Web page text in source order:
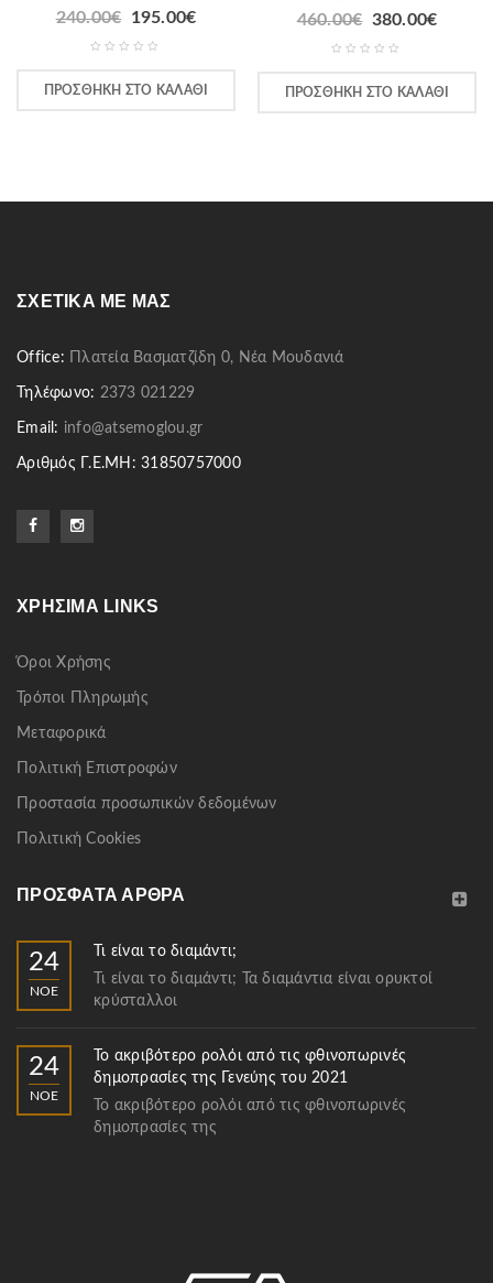
240.00€ 195.00€
ΠΡΟΣΘΉΚΗ ΣΤΟ ΚΑΛΆΘΙ
460.00€ 380.00€
ΠΡΟΣΘΉΚΗ ΣΤΟ ΚΑΛΆΘΙ
ΣΧΕΤΙΚΆ ΜΕ ΜΑΣ
Office: Πλατεία Βασματζίδη 0, Νέα Μουδανιά
Τηλέφωνο: 2373 021229
Email: info@atsemoglou.gr
Αριθμός Γ.Ε.ΜΗ: 31850757000
ΧΡΉΣΙΜΑ LINKS
Όροι Χρήσης
Τρόποι Πληρωμής
Μεταφορικά
Πολιτική Επιστροφών
Προστασία προσωπικών δεδομένων
Πολιτική Cookies
ΠΡΌΣΦΑΤΑ ΆΡΘΡΑ
24
ΝΟΈ
Τι είναι το διαμάντι;
Τι είναι το διαμάντι; Τα διαμάντια είναι ορυκτοί
κρύσταλλοι
24
ΝΟΈ
Το ακριβότερο ρολόι από τις φθινοπωρινές
δημοπρασίες της Γενεύης του 2021
Το ακριβότερο ρολόι από τις φθινοπωρινές
δημοπρασίες της